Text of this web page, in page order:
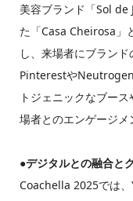
美容ブランド「Sol
た「Casa Cheirosa」
し、来場者にブランド
Pinterestや
トジェニックなブー
場者とのエンゲージメ
●デジタルとの融合と
Coachella 2025では